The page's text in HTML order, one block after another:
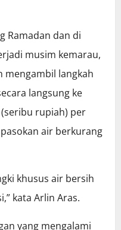
Ramadan dan di
musim kemarau,
mengambil langkah
langsung ke
rupiah) per
air berkurang
khusus air bersih
kata Arlin Aras.
yang mengalami